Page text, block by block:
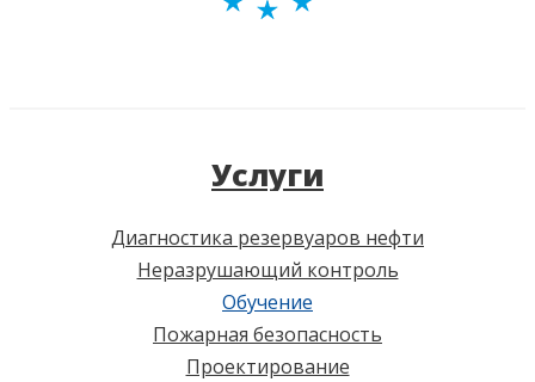
Услуги
Диагностика резервуаров нефти
Неразрушающий контроль
Обучение
Пожарная безопасность
Проектирование